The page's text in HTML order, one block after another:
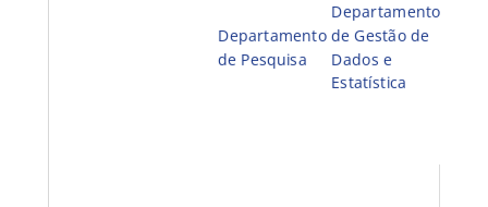
Departamento
de Pesquisa
Departamento
de Gestão de
Dados e
Estatística